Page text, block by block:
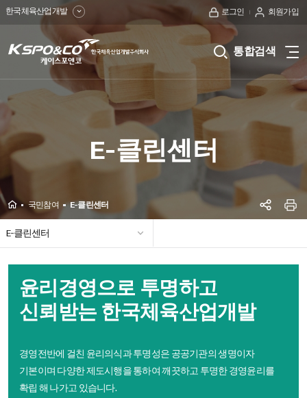
한국체육산업개발 로그인 회원가입
kspo&co
케
이
스
포
앤
코
한
국
체
육
산
개
발
통합검색
전
메
뉴
E-클린센터
E-클린센터
Home국민참여 E-클린센터
SNS공
프
클린센터
윤리경영으로 투명하고
신뢰받는 한국체육산업개발
경영전반에 걸친 윤리의식과 투명성은 공공기관의 생명이자
기본이며 다양한 제도시행을 통하여 깨끗하고 투명한 경영윤리를
확립 해 나가고 있습니다.